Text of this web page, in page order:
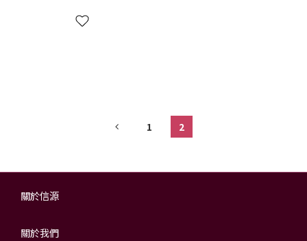
1 2
關於信源
關於我們